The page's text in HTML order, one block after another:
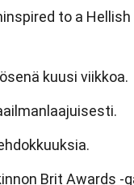
to a
kuusi viikkoa.
Brit Awards -